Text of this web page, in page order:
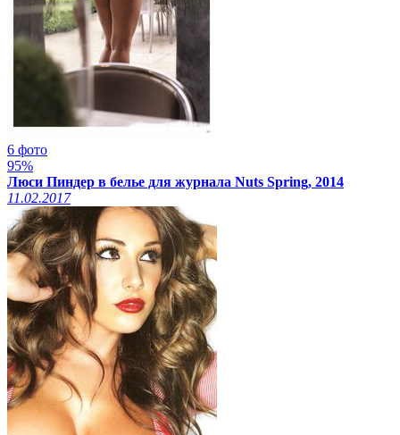
6 фото
95%
Люси Пиндер в белье для журнала Nuts Spring, 2014
11.02.2017